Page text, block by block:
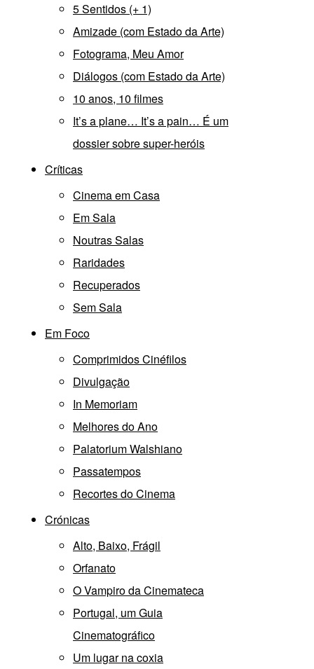
5 Sentidos (+ 1)
Amizade (com Estado da Arte)
Fotograma, Meu Amor
Diálogos (com Estado da Arte)
10 anos, 10 filmes
It’s a plane… It’s a pain… É um
dossier sobre super-heróis
Críticas
Cinema em Casa
Em Sala
Noutras Salas
Raridades
Recuperados
Sem Sala
Em Foco
Comprimidos Cinéfilos
Divulgação
In Memoriam
Melhores do Ano
Palatorium Walshiano
Passatempos
Recortes do Cinema
Crónicas
Alto, Baixo, Frágil
Orfanato
O Vampiro da Cinemateca
Portugal, um Guia
Cinematográfico
Um lugar na coxia